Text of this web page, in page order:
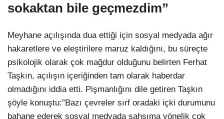
sokaktan bile geçmezdim”
Meyhane açılışında dua ettiği için sosyal medyada ağır
hakaretlere ve eleştirilere maruz kaldığını, bu süreçte
psikolojik olarak çok mağdur olduğunu belirten Ferhat
Taşkın, açılışın içeriğinden tam olarak haberdar
olmadığını iddia etti. Pişmanlığını dile getiren Taşkın
şöyle konuştu:”Bazı çevreler sırf oradaki içki durumunu
bahane ederek sosyal medyada şahsıma yönelik çok